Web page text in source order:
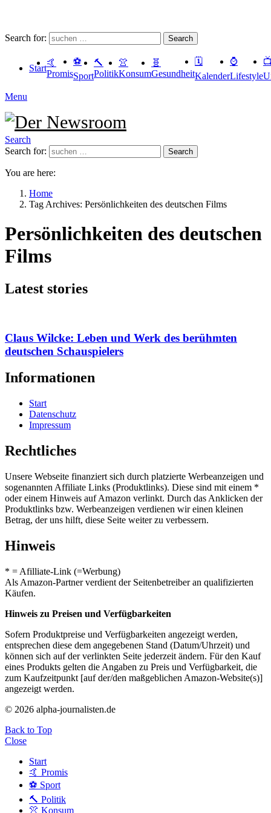
Search for: Search
Start
🤙
Promis
⚽️
Sport
🔨
Politik
👚
Konsum
🧬
Gesundheit
🗓
Kalender
⌚️
Lifestyle
Menu
Search
Search for:
Search
You are here:
Home
Tag Archives: Persönlichkeiten des deutschen Films
Persönlichkeiten des deutschen
Films
Latest stories
Claus Wilcke: Leben und Werk des berühmten
deutschen Schauspielers
Informationen
Start
Datenschutz
Impressum
Rechtliches
Unsere Webseite finanziert sich durch platzierte Werbeanzeigen und
sogenannten Affiliate Links (Produktlinks). Diese sind mit einem *
oder einem Hinweis auf Amazon verlinkt. Durch das Anklicken der
Produktlinks bzw. Werbeanzeigen verdienen wir einen kleinen
Betrag, der uns hilft, diese Seite weiter zu verbessern.
Hinweis
* = Afilliate-Link (=Werbung)
Als Amazon-Partner verdient der Seitenbetreiber an qualifizierten
Käufen.
Hinweis zu Preisen und Verfügbarkeiten
Sofern Produktpreise und Verfügbarkeiten angezeigt werden,
entsprechen diese dem angegebenen Stand (Datum/Uhrzeit) und
können sich auf der verlinkten Seite jederzeit ändern. Für den Kauf
eines Produkts gelten die Angaben zu Preis und Verfügbarkeit, die
zum Kaufzeitpunkt [auf der/den maßgeblichen Amazon-Website(s)]
angezeigt werden.
© 2026 alpha-journalisten.de
Back to Top
Close
Start
🤙 Promis
⚽️ Sport
🔨 Politik
👚 Konsum